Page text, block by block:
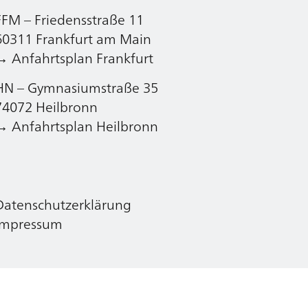
– Friedensstraße 11
Frankfurt am Main
Anfahrtsplan Frankfurt
– Gymnasiumstraße 35
Heilbronn
Anfahrtsplan Heilbronn